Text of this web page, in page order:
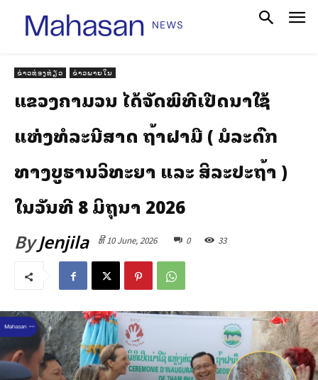
ຂ່າວທ່ອງທ່ຽວ ຂ່າວພາຍໃນ
ແຂວງຄຳມວນ ໄດ້ຈັດພິທີເປີດນໍາໃຊ້
ແຫ່ງທໍລະນີສາດ ຖໍ້າຝາມື ( ມໍລະດົກ
ທາງບູຮານວິທະຍາ ແລະ ສິລະປະຖໍ້າ )
ໃນວັນທີ 8 ມິຖຸນາ 2026
ByJenjila ທີ 10 June, 2026 0 33